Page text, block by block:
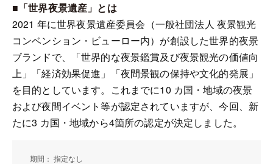
■「世界夜景遺産」とは
2021 年に世界夜景遺産委員会（⼀般社団法⼈ 夜景観光
コンベンション・ビューロー内）が創設した世界的夜景
ブランドで、「世界的な夜景鑑賞及び夜景観光の価値向
上」「経済効果促進」「夜間景観の保持や文化的発展」
を目的としています。これまでに10 カ国・地域の夜景
および夜間イベント等が認定されていますが、今回、新
たに3 カ国・地域から4箇所の認定が決定しました。
期間： 指定なし